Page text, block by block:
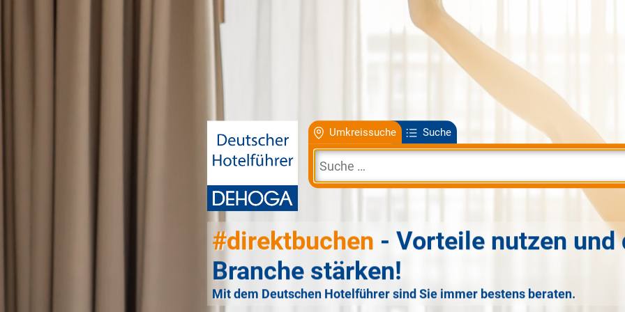
Umkreissuche Suche
#direktbuchen - Vorteile nutzen und
Branche stärken!
Mit dem Deutschen Hotelführer sind Sie immer bestens beraten.